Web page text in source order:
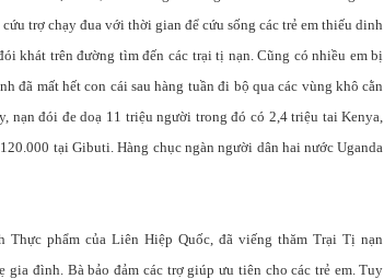
trợ chạy đua với thời gian để cứu sống các trẻ em thiếu dinh
khát trên đường tìm đến các trại tị nạn. Cũng có nhiều em bị
đã mất hết con cái sau hàng tuần đi bộ qua các vùng khô cằn
nạn đói đe doạ 11 triệu người trong đó có 2,4 triệu tai Kenya,
tại Gibuti. Hàng chục ngàn người dân hai nước Uganda
Thực phẩm của Liên Hiệp Quốc, đã viếng thăm Trại Tị nạn
gia đình. Bà bảo đảm các trợ giúp ưu tiên cho các trẻ em. Tuy